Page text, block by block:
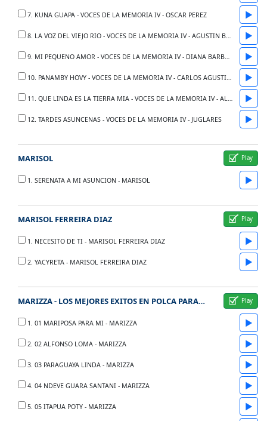
7. KUNA GUAPA - VOCES DE LA MEMORIA IV - OSCAR PEREZ ▶
8. LA VOZ DEL VIEJO RIO - VOCES DE LA MEMORIA IV - AGUSTIN BARBOZA ▶
9. MI PEQUENO AMOR - VOCES DE LA MEMORIA IV - DIANA BARBOZA ▶
10. PANAMBY HOVY - VOCES DE LA MEMORIA IV - CARLOS AGUSTIN Y TRIO CONTINENTAL ▶
11. QUE LINDA ES LA TIERRA MIA - VOCES DE LA MEMORIA IV - ALBERTO DE LUQUE ▶
12. TARDES ASUNCENAS - VOCES DE LA MEMORIA IV - JUGLARES ▶
MARISOL
1. SERENATA A MI ASUNCION - MARISOL ▶
MARISOL FERREIRA DIAZ
1. NECESITO DE TI - MARISOL FERREIRA DIAZ ▶
2. YACYRETA - MARISOL FERREIRA DIAZ ▶
MARIZZA - LOS MEJORES EXITOS EN POLCA PARAGUAYA
1. 01 MARIPOSA PARA MI - MARIZZA ▶
2. 02 ALFONSO LOMA - MARIZZA ▶
3. 03 PARAGUAYA LINDA - MARIZZA ▶
4. 04 NDEVE GUARA SANTANI - MARIZZA ▶
5. 05 ITAPUA POTY - MARIZZA ▶